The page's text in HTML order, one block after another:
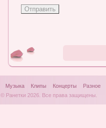
Музыка Клипы Концерты
Разное
© Ранетки 2026. Все права защищены.